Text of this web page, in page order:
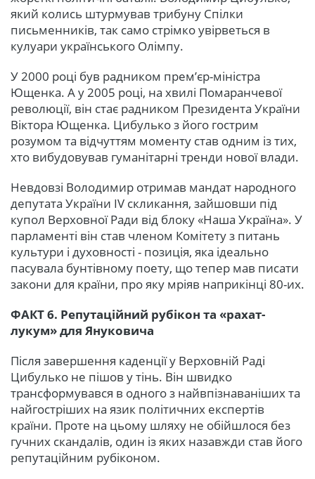
який колись штурмував трибуну Спілки
письменників, так само стрімко увірветься в
кулуари українського Олімпу.
У 2000 році був радником прем’єр-міністра
Ющенка. А у 2005 році, на хвилі Помаранчевої
революції, він стає радником Президента України
Віктора Ющенка. Цибулько з його гострим
розумом та відчуттям моменту став одним із тих,
хто вибудовував гуманітарні тренди нової влади.
Невдовзі Володимир отримав мандат народного
депутата України IV скликання, зайшовши під
купол Верховної Ради від блоку «Наша Україна». У
парламенті він став членом Комітету з питань
культури і духовності - позиція, яка ідеально
пасувала бунтівному поету, що тепер мав писати
закони для країни, про яку мріяв наприкінці 80-их.
ФАКТ 6. Репутаційний рубікон та «рахат-
лукум» для Януковича
Після завершення каденції у Верховній Раді
Цибулько не пішов у тінь. Він швидко
трансформувався в одного з найвпізнаваніших та
найгостріших на язик політичних експертів
країни. Проте на цьому шляху не обійшлося без
гучних скандалів, один із яких назавжди став його
репутаційним рубіконом.